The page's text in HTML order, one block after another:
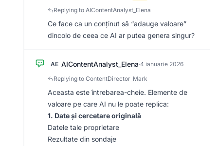
Replying to AIContentAnalyst_Elena
Ce face ca un conținut să “adauge valoare”
dincolo de ceea ce AI ar putea genera singur?
AE AIContentAnalyst_Elena·4 ianuarie 2026
Replying to ContentDirector_Mark
Aceasta este întrebarea-cheie. Elemente de
valoare pe care AI nu le poate replica:
1. Date și cercetare originală
Datele tale proprietare
Rezultate din sondaje